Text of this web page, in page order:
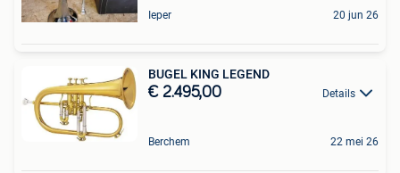
Ieper 20 jun 26
BUGEL KING LEGEND
€ 2.495,00 Details
Berchem 22 mei 26